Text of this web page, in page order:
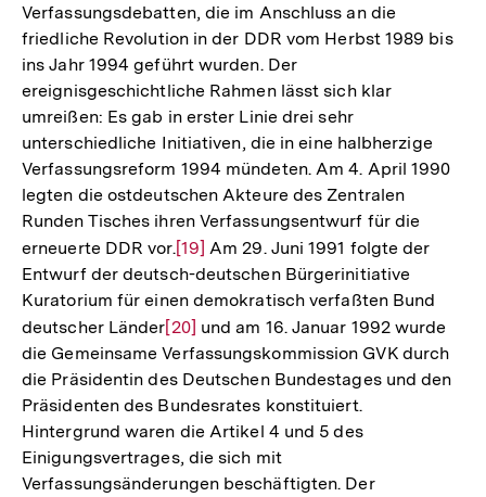
Verfassungsdebatten, die im Anschluss an die
friedliche Revolution in der DDR vom Herbst 1989 bis
ins Jahr 1994 geführt wurden. Der
ereignisgeschichtliche Rahmen lässt sich klar
umreißen: Es gab in erster Linie drei sehr
unterschiedliche Initiativen, die in eine halbherzige
Verfassungsreform 1994 mündeten. Am 4. April 1990
legten die ostdeutschen Akteure des Zentralen
Runden Tisches ihren Verfassungsentwurf für die
erneuerte DDR vor.Zur
Auflösung
der
Fußnote
[19] Am 29. Juni 1991 folgte der
Entwurf der deutsch-deutschen Bürgerinitiative
Kuratorium für einen demokratisch verfaßten Bund
deutscher LänderZur
Auflösung
der
Fußnote
[20] und am 16. Januar 1992 wurde
die Gemeinsame Verfassungskommission GVK durch
die Präsidentin des Deutschen Bundestages und den
Präsidenten des Bundesrates konstituiert.
Hintergrund waren die Artikel 4 und 5 des
Einigungsvertrages, die sich mit
Verfassungsänderungen beschäftigten. Der